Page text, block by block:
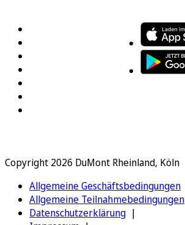
Copyright 2026 DuMont Rheinland, Köln
Allgemeine Geschäftsbedingungen
Allgemeine Teilnahmebedingungen
Datenschutzerklärung